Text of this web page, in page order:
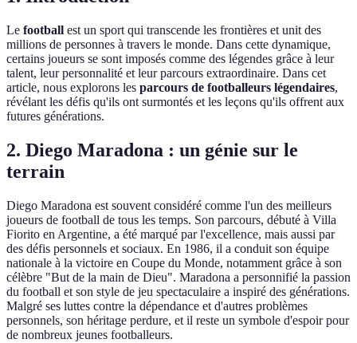
Le football est un sport qui transcende les frontières et unit des
millions de personnes à travers le monde. Dans cette dynamique,
certains joueurs se sont imposés comme des légendes grâce à leur
talent, leur personnalité et leur parcours extraordinaire. Dans cet
article, nous explorons les parcours de footballeurs légendaires,
révélant les défis qu'ils ont surmontés et les leçons qu'ils offrent aux
futures générations.
2. Diego Maradona : un génie sur le
terrain
Diego Maradona est souvent considéré comme l'un des meilleurs
joueurs de football de tous les temps. Son parcours, débuté à Villa
Fiorito en Argentine, a été marqué par l'excellence, mais aussi par
des défis personnels et sociaux. En 1986, il a conduit son équipe
nationale à la victoire en Coupe du Monde, notamment grâce à son
célèbre "But de la main de Dieu". Maradona a personnifié la passion
du football et son style de jeu spectaculaire a inspiré des générations.
Malgré ses luttes contre la dépendance et d'autres problèmes
personnels, son héritage perdure, et il reste un symbole d'espoir pour
de nombreux jeunes footballeurs.